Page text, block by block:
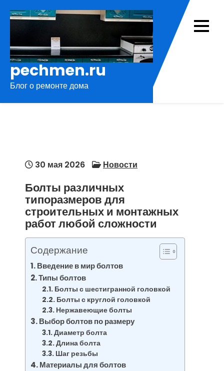
pechmen.ru
Блог о ремонте дома
30 мая 2026 Новости
Болты различных
типоразмеров для
строительных и монтажных
работ любой сложности
Содержание
Введение в мир болтов
Типы болтов
Болты с шестигранной головкой
Болты с круглой головкой
Нержавеющие болты
Выбор болтов по размеру
Диаметр болта
Длина болта
Шаг резьбы
Материалы для болтов